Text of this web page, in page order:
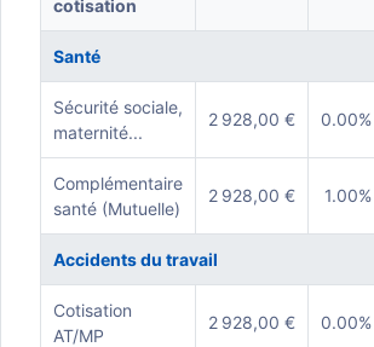
cotisation
Santé
Sécurité sociale,
maternité...
2 928,00 € 0.00%
Complémentaire
santé (Mutuelle)
2 928,00 € 1.00%
Accidents du travail
Cotisation
AT/MP
2 928,00 € 0.00%